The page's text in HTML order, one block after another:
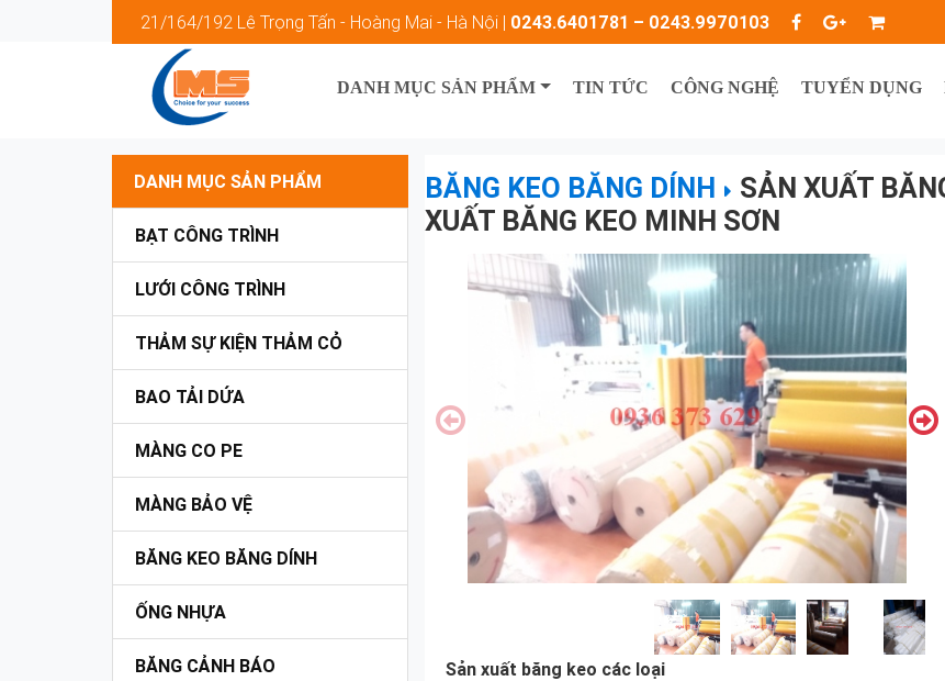
21/164/192 Lê Trọng Tấn - Hoàng Mai - Hà Nội | 0243.6401781 – 0243.9970103
DANH MỤC SẢN PHẨM TIN TỨC CÔNG NGHỆ TUYỂN DỤNG
DANH MỤC SẢN PHẨM
BẠT CÔNG TRÌNH
LƯỚI CÔNG TRÌNH
THẢM SỰ KIỆN THẢM CỎ
BAO TẢI DỨA
MÀNG CO PE
MÀNG BẢO VỆ
BĂNG KEO BĂNG DÍNH
ỐNG NHỰA
BĂNG CẢNH BÁO
BĂNG KEO BĂNG DÍNH
SẢN XUẤT
XUẤT BĂNG KEO MINH SƠN
Sản xuất băng keo các loại